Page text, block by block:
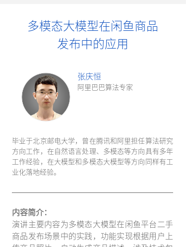
张庆恒
阿里巴巴算法专家
毕业于北京邮电大学，曾在腾讯和阿里担任算法研究
方向工作，在自然语言处理、多模态等方向具有多年
工作经验，在大模型和多模态大模型等方向同样有工
业化落地经验。
内容简介：
演讲主要内容为多模态大模型在闲鱼平台二手
商品发布场景中的实践，功能实现根据用户上
多模态大模型在闲鱼商品
发布中的应用